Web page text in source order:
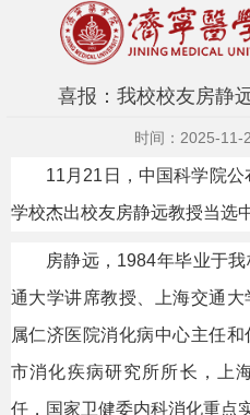
喜报：我校校友房静
时间：2025-11-
11月21日，中国科学院公
学校杰出校友房静远教授当选
房静远，1984年毕业于
通大学讲席教授、上海交通
属仁济医院消化病中心主任
市消化疾病研究所所长，上
任，国家卫健委内科消化重点